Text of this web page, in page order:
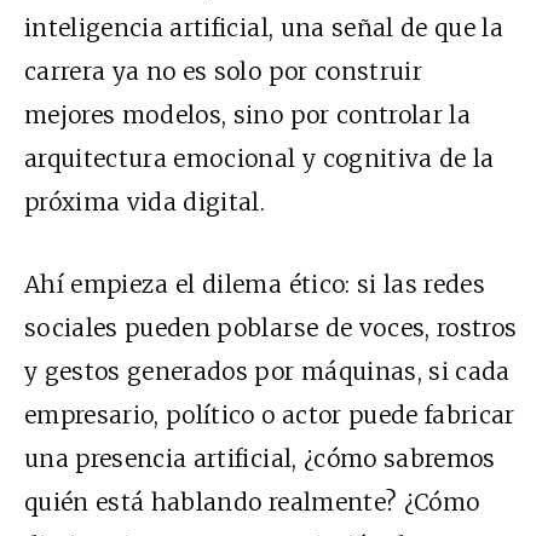
inteligencia artificial, una señal de que la
carrera ya no es solo por construir
mejores modelos, sino por controlar la
arquitectura emocional y cognitiva de la
próxima vida digital.
Ahí empieza el dilema ético: si las redes
sociales pueden poblarse de voces, rostros
y gestos generados por máquinas, si cada
empresario, político o actor puede fabricar
una presencia artificial, ¿cómo sabremos
quién está hablando realmente? ¿Cómo